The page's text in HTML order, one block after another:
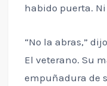
habido puerta.
“No la abras,”
El veterano. Su
empuñadura de